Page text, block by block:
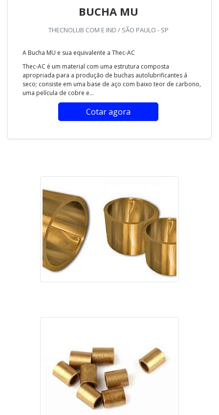
BUCHA MU
THECNOLUB COM E IND / SÃO PAULO - SP
A Bucha MU e sua equivalente a Thec-AC
Thec-AC é um material com uma estrutura composta
apropriada para a produção de buchas autolubrificantes á
seco; consiste em uma base de aço com baixo teor de carbono,
uma película de cobre e...
Cotar agora